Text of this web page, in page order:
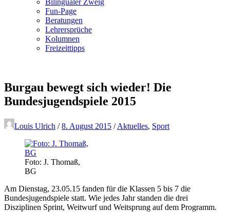
Bilingualer Zweig
Fun-Page
Beratungen
Lehrersprüche
Kolumnen
Freizeittipps
Burgau bewegt sich wieder! Die
Bundesjugendspiele 2015
Louis Ulrich / 8. August 2015 / Aktuelles, Sport
Foto: J. Thomaß,
BG
Am Dienstag, 23.05.15 fanden für die Klassen 5 bis 7 die
Bundesjugendspiele statt. Wie jedes Jahr standen die drei
Disziplinen Sprint, Weitwurf und Weitsprung auf dem Programm.